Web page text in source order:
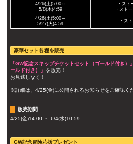
4/26(土)5:00～
5/8(木)4:59
・ス
・スト
4/26(土)5:00～
5/27(火)4:59
・ス
豪華セット各種を販売
「GW記念スキップチケットセット（ゴールド付き）」
ールド付き）」 を販売！
お見逃しなく！
※詳細は、4/25(金)に公開されるお知らせをご確認く
販売期間
4/25(金)14:00 ～ 6/4(水)10:59
GW記念冒険応援プレゼント